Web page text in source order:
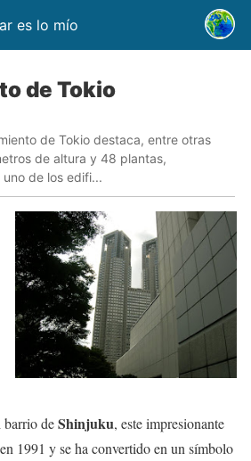
es lo mío
de Tokio
de Tokio destaca, entre otras
de altura y 48 plantas,
de los edifi...
barrio deShinjuku, este impresionante
1991 y se ha convertido en un símbolo